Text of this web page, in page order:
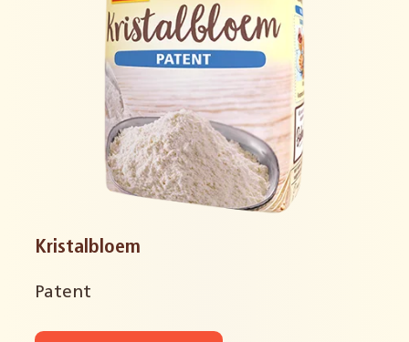
Kristalbloem
Patent